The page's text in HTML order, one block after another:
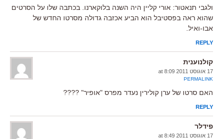
ולגבי תנאטור: אורי קליין היה השנה בלוקארנו. בכתבה שלו על הסרטים
שהוא ראה בפסטיבל הוא הביע אכזבה גדולה מסרטו החדש של
אבו-ואיל.
REPLY
קולנוענית
17 אוגוסט 2011 at 8:09
PERMALINK
האם סרטו של ערן קולירין נעדר מפרס "אופיר" ????
REPLY
פידלר
17 אוגוסט 2011 at 8:49